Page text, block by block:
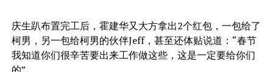
庆生趴布置完工后，霍建华又大方拿出2个红包，一包给了
柯男，另一包给柯男的伙伴Jeff，甚至还体贴说道：“春节
我知道你们很辛苦要出来工作做这些，这是一定要给你们